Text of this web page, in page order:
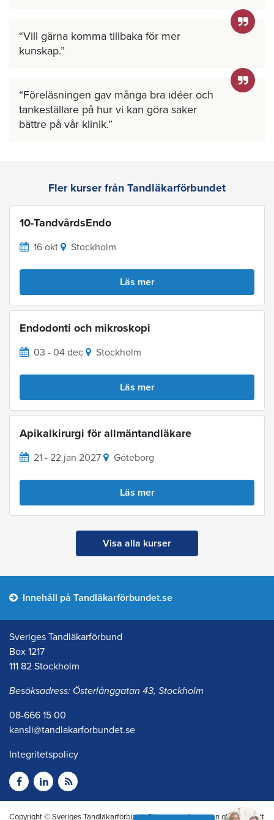
Vill gärna komma tillbaka för mer
kunskap.
Föreläsningen gav många bra idéer och
tankeställare på hur vi kan göra saker
bättre på vår klinik.
Fler kurser från Tandläkarförbundet
10-TandvårdsEndo
16 okt Stockholm
Läs mer
Endodonti och mikroskopi
03 - 04 dec Stockholm
Läs mer
Apikalkirurgi för allmäntandläkare
21 - 22 jan 2027 Göteborg
Läs mer
Visa alla kurser
Innehåll på Tandläkarförbundet.se
Sveriges Tandläkarförbund
Box 1217
111 82 Stockholm
Besöksadress: Österlånggatan 43, Stockholm
08-666 15 00
kansli@tandlakarforbundet.se
Integritetspolicy
Copyright © Sveriges Tandläkarförbund. Citera oss gärna men glöm inte att